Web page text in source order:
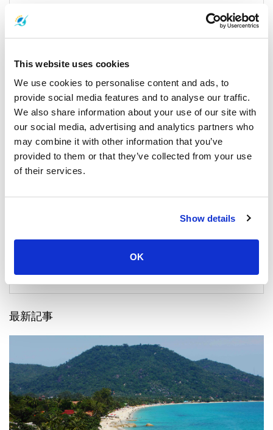
This website uses cookies
We use cookies to personalise content and ads, to
provide social media features and to analyse our traffic.
We also share information about your use of our site with
our social media, advertising and analytics partners who
may combine it with other information that you’ve
provided to them or that they’ve collected from your use
of their services.
Show details
OK
ticket booking for your ferry ride.
enough time to reach Donsak Pier.
Discover More Islands: Utilize Samui's strategic location as your
departure point, where ferries connect to enchanting nearby
islands such as Koh Tao and Koh Phangan, expanding your travel
horizons beyond just Samui.
authentic Thai cuisine on Samui Island.
If you have any questions or need assistance, we encourage you
leave a message
最新記事